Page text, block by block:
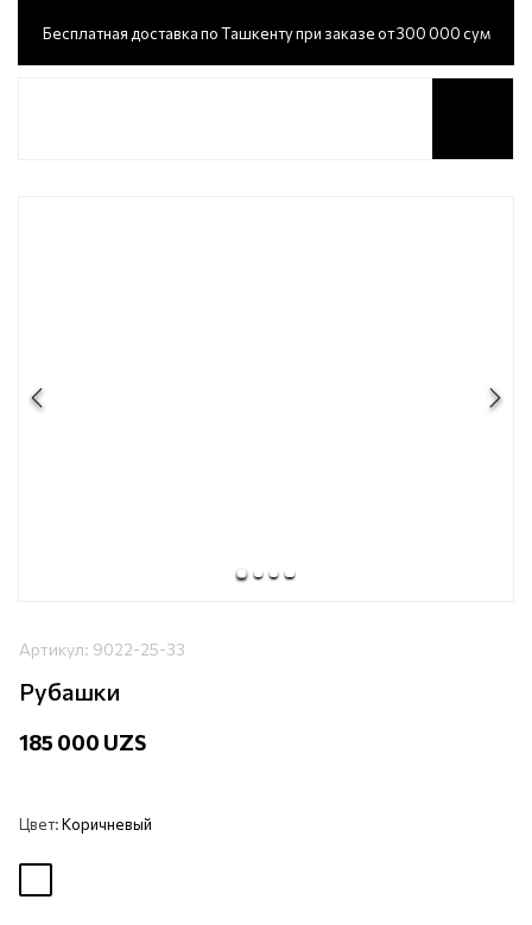
Бесплатная доставка по Ташкенту при заказе от 300 000 сум
Артикул: 9022-25-33
Рубашки
185 000 UZS
Цвет:Коричневый